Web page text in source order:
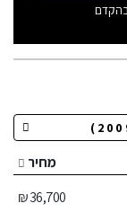
בהקדם
מחיר
36,700 ₪